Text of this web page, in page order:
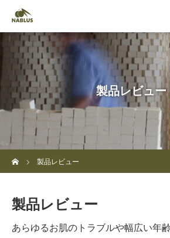
製品レビュー
製品レビュー
製品レビュー
あらゆるお肌のトラブルや幅広い年